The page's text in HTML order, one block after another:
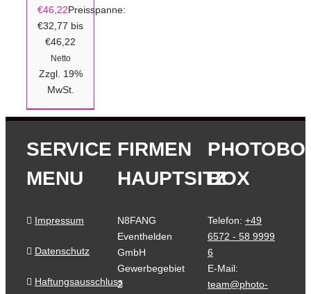
DETAILS
€46,22Preisspanne:
€32,77 bis
€46,22
Netto
Zzgl. 19%
MwSt.
SERVICE
MENU
Impressum
Datenschutz
Haftungsausschluss
FIRMEN
HAUPTSITZ
N8FANG
Eventhelden
GmbH
Gewerbegebiet
2
BOX
Telefon: +49
6572 - 58 9999
6
E-Mail:
team@photo-